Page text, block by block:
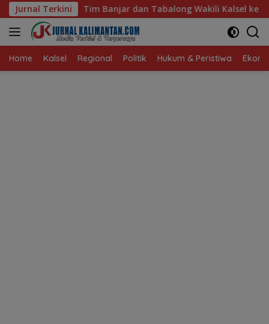
Langsung
ke
konten
Jurnal Terkini
dan Tabalong Wakili Kalsel ke Babak Semifinal Gubernur
Home Kalsel Regional Politik Hukum & Peristiwa